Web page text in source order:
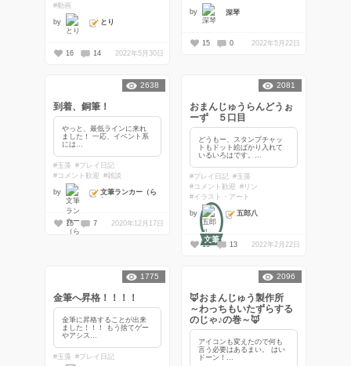
#動画
by とり
16 14 2022年5月30日
by 深琴
15 0 2022年5月22日
到着、銅筆！
やっと、最低ラインに来れ
ました！ 一応、イベント系
には...
#玉藻 #プレイ日記
#コメント歓迎
#雑談
by
文筆ランカー（ら
しい）
2638
15 7 2020年12月17日
おまんじゅうらんどうぉ
ーず ５口目
どうもー、スタンプチャッ
トもドット絵ばかり入れて
いるいろはです。...
#プレイ日記 #玉藻
#コメント歓迎
#リン
#イラスト・アート
by
文筆
五郎八
2081
15 13 2022年2月22日
金筆へ昇格！！！！
金筆に昇格することが出来
ました！！！ もう捨てゲー
やアシス...
#玉藻 #プレイ日記
1775
🦊おまんじゅう製作所
～わっちもいたずらする
のじゃ♪の巻～🦊
アイコンも変えたので何も
言う必要はあるまい。 はい
ドーン！...
2096